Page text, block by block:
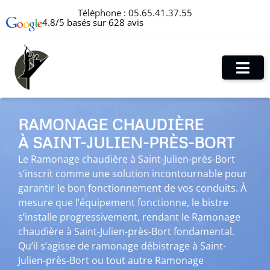
Téléphone : 05.65.41.37.55
4.8/5 basés sur 628 avis
RAMONAGE CHAUDIÈRE
À SAINT-JULIEN-PRÈS-BORT
Le Ramonage chaudière à Saint-Julien-près-Bort
s’inscrit comme une solution incontournable pour
garantir le bon fonctionnement de vos conduits. À
mesure que l’équipement fonctionne, le bistre
s’installe progressivement, rendant le Ramonage
chaudière à Saint-Julien-près-Bort fondamental.
Qu’il s’agisse de ramonage débistrage à Saint-
Julien-près-Bort ou tout autre Ramonage